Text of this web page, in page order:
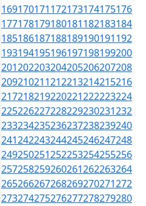
169170171172173174175176
177178179180181182183184
185186187188189190191192
193194195196197198199200
201202203204205206207208
209210211212213214215216
217218219220221222223224
225226227228229230231232
233234235236237238239240
241242243244245246247248
249250251252253254255256
257258259260261262263264
265266267268269270271272
273274275276277278279280